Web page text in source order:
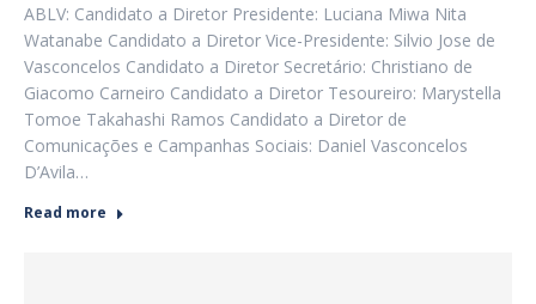
ABLV: Candidato a Diretor Presidente: Luciana Miwa Nita
Watanabe Candidato a Diretor Vice-Presidente: Silvio Jose de
Vasconcelos Candidato a Diretor Secretário: Christiano de
Giacomo Carneiro Candidato a Diretor Tesoureiro: Marystella
Tomoe Takahashi Ramos Candidato a Diretor de
Comunicações e Campanhas Sociais: Daniel Vasconcelos
D’Avila…
Read more